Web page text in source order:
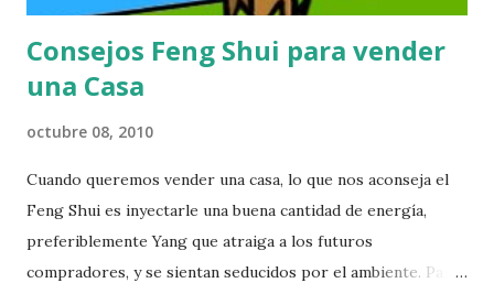
Consejos Feng Shui para vender
una Casa
octubre 08, 2010
Cuando queremos vender una casa, lo que nos aconseja el
Feng Shui es inyectarle una buena cantidad de energía,
preferiblemente Yang que atraiga a los futuros
compradores, y se sientan seducidos por el ambiente. Para